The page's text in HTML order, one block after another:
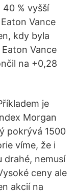
% vyšší
Vance
kdy byla
Vance
na +0,28
je
Morgan
pokrývá 1500
víme, že i
drahé, nemusí
ceny ale
akcií na